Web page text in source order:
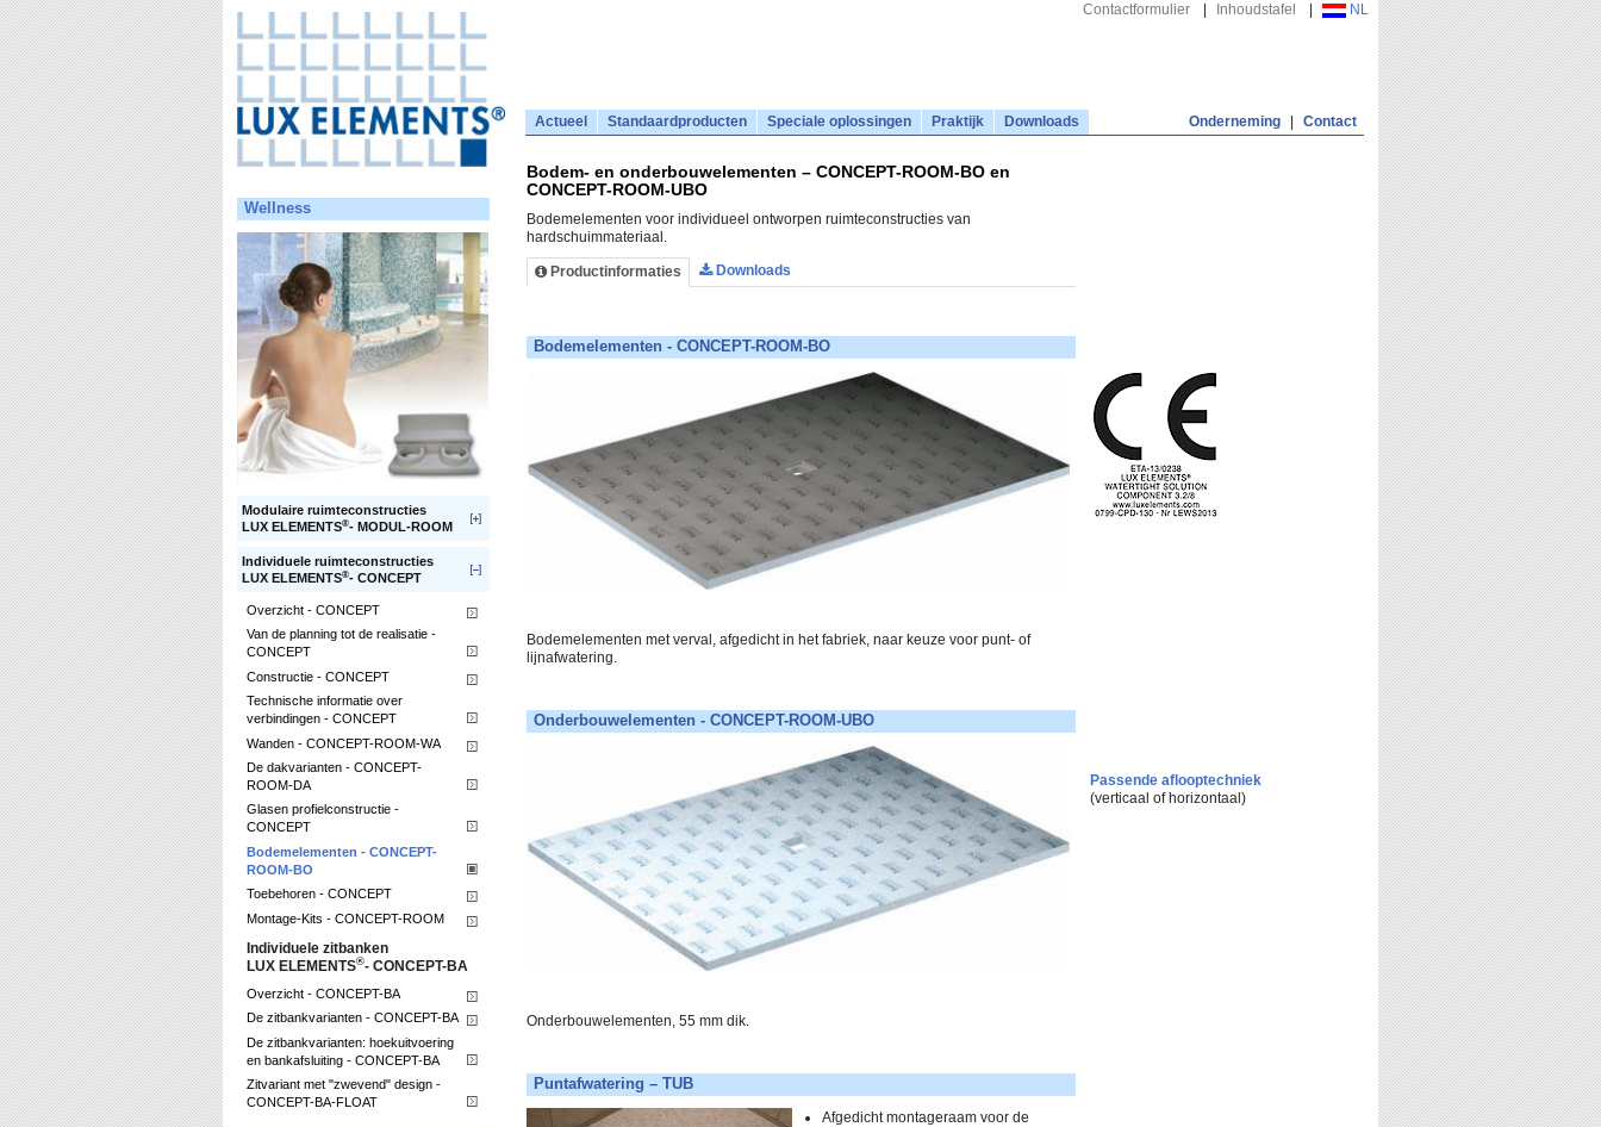
Contactformulier Inhoudstafel NL
Actueel Standaardproducten Speciale oplossingen Praktijk Downloads Onderneming Contact
Wellness
Modulaire ruimteconstructies
LUX ELEMENTS®- MODUL-ROOM
Individuele ruimteconstructies
LUX ELEMENTS®- CONCEPT
Overzicht - CONCEPT
Van de planning tot de realisatie -
CONCEPT
Constructie - CONCEPT
Technische informatie over
verbindingen - CONCEPT
Wanden - CONCEPT-ROOM-WA
De dakvarianten - CONCEPT-
ROOM-DA
Glasen profielconstructie -
CONCEPT
Bodemelementen - CONCEPT-
ROOM-BO
Toebehoren - CONCEPT
Montage-Kits - CONCEPT-ROOM
Individuele zitbanken
LUX ELEMENTS®- CONCEPT-BA
Overzicht - CONCEPT-BA
De zitbankvarianten - CONCEPT-BA
De zitbankvarianten: hoekuitvoering
en bankafsluiting - CONCEPT-BA
Zitvariant met "zwevend" design -
CONCEPT-BA-FLOAT
Bodem- en onderbouwelementen – CONCEPT-ROOM-BO en
CONCEPT-ROOM-UBO
Bodemelementen voor individueel ontworpen ruimteconstructies van
hardschuimmateriaal.
Productinformaties Downloads
Bodemelementen - CONCEPT-ROOM-BO
Bodemelementen met verval, afgedicht in het fabriek, naar keuze voor punt- of
lijnafwatering.
Onderbouwelementen - CONCEPT-ROOM-UBO
Onderbouwelementen, 55 mm dik.
Passende aflooptechniek
(verticaal of horizontaal)
Puntafwatering – TUB
Afgedicht montageraam voor de